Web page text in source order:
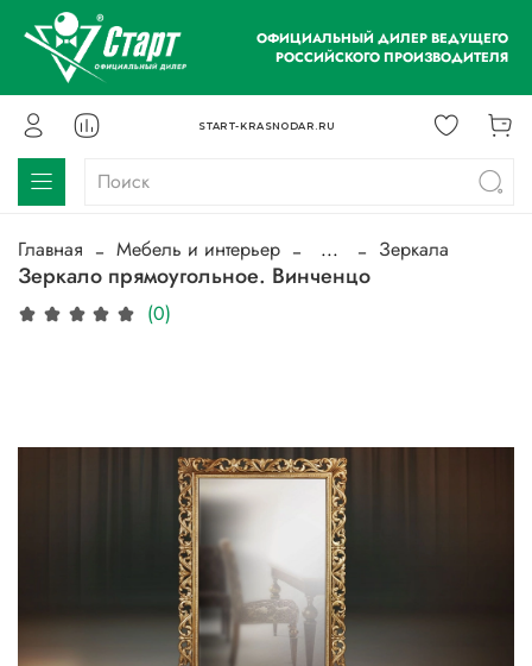
ОФИЦИАЛЬНЫЙ ДИЛЕР ВЕДУЩЕГО
РОССИЙСКОГО ПРОИЗВОДИТЕЛЯ
START-KRASNODAR.RU
Главная Мебель и интерьер ... Зеркала
Зеркало прямоугольное. Винченцо
(0)